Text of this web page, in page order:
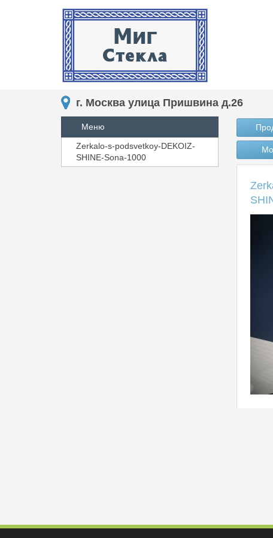
г. Москва улица Пришвина д.26
Меню
Zerkalo-s-podsvetkoy-DEKOIZ-
SHINE-Sona-1000